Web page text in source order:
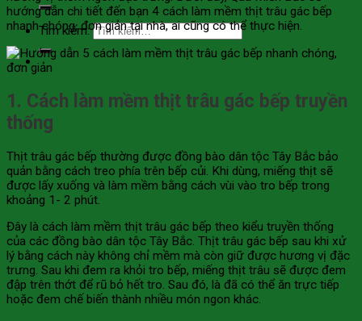
Tìm kiếm:
hướng dẫn chi tiết đến bạn 4 cách làm mềm thịt trâu gác bếp
nhanh chóng, đơn giản tại nhà, ai cũng có thể thực hiện.
1. Cách làm mềm thịt trâu gác bếp truyền
thống
Thịt trâu gác bếp thường được đồng bào dân tộc Tây Bắc bảo
quản bằng cách treo phía trên bếp củi. Khi dùng, miếng thịt sẽ
được lấy xuống và làm mềm bằng cách vùi vào tro bếp trong
khoảng 1- 2 phút.
Đây là cách làm mềm thịt trâu gác bếp theo kiểu truyền thống
của các đồng bào dân tộc Tây Bắc. Thịt trâu gác bếp sau khi xử
lý bằng cách này không chỉ mềm mà còn giữ được hương vị đặc
trưng. Sau khi đem ra khỏi tro bếp, miếng thịt trâu sẽ được đem
đập trên thớt để rũ bỏ hết tro. Sau đó, là đã có thể ăn trực tiếp
hoặc đem chế biến thành nhiều món ngon khác.